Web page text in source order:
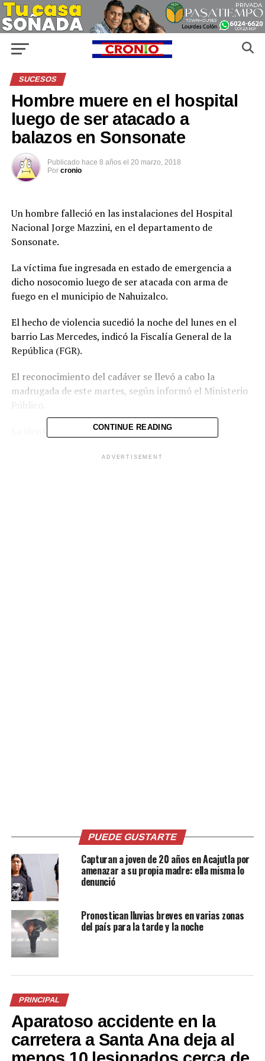
SUCESOS
Hombre muere en el hospital
luego de ser atacado a
balazos en Sonsonate
Publicado hace 8 años el 20 marzo, 2018
Por cronio
Un hombre falleció en las instalaciones del Hospital
Nacional Jorge Mazzini, en el departamento de
Sonsonate.
La víctima fue ingresada en estado de emergencia a
dicho nosocomio luego de ser atacada con arma de
fuego en el municipio de Nahuizalco.
El hecho de violencia sucedió la noche del lunes en el
barrio Las Mercedes, indicó la Fiscalía General de la
República (FGR).
El reconocimiento del cadáver se llevó a cabo la
madrugada de este martes, según informó el Ministerio
La identidad de la persona fallecida no fue
Hombre muere camino al
hospital tras ser arrollado en
Armenia, Sonsonate
24 enero, 2022
En «Nacionales»
FALLECE EN EL HOSPITAL
JORGE MAZZINI
UP NEXT
Asesinan a concejal de la alcaldía de Chirilagua, San
Miguel
CONTINUE READING
ADVERTISEMENT
PUEDE GUSTARTE
Capturan a joven de 20 años en Acajutla por
amenazar a su propia madre: ella misma lo
denunció
Pronostican lluvias breves en varias zonas
del país para la tarde y la noche
PRINCIPAL
Aparatoso accidente en la
carretera a Santa Ana deja al